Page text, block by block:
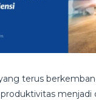
terus
menjadi